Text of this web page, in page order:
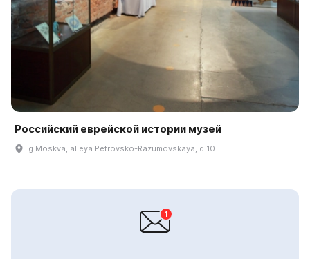
Российский еврейской истории музей
g Moskva, alleya Petrovsko-Razumovskaya, d 10